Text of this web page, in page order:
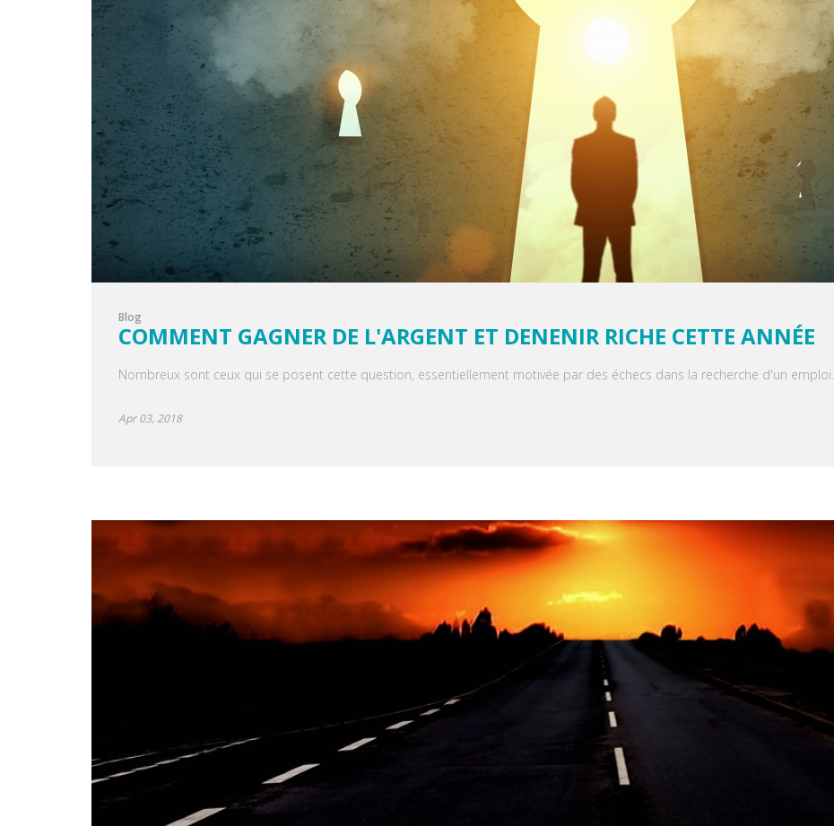
Blog
COMMENT GAGNER DE L'ARGENT ET DENENIR RICHE CETTE ANNÉE
Nombreux sont ceux qui se posent cette question, essentiellement motivée par des échecs dans la recherche d'un emploi.
Apr 03, 2018